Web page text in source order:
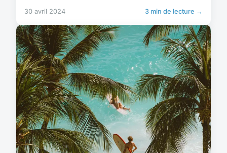
30 avril 2024 3 min de lecture →